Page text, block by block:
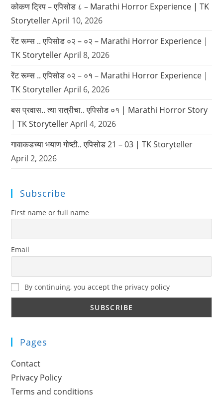
कोकण ट्रिप – एपिसोड ८ – Marathi Horror Experience | TK
Storyteller April 10, 2026
रेंट रूम्स .. एपिसोड ०२ – ०२ – Marathi Horror Experience |
TK Storyteller April 8, 2026
रेंट रूम्स .. एपिसोड ०२ – ०१ – Marathi Horror Experience |
TK Storyteller April 6, 2026
बस प्रवास.. त्या रात्रीचा.. एपिसोड ०१ | Marathi Horror Story
| TK Storyteller April 4, 2026
गावाकडच्या भयाण गोष्टी.. एपिसोड 21 – 03 | TK Storyteller
April 2, 2026
Subscribe
First name or full name
Email
By continuing, you accept the privacy policy
Pages
Contact
Privacy Policy
Terms and conditions